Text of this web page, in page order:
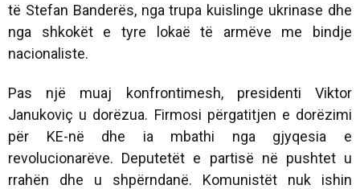
të Stefan Banderës, nga trupa kuislinge ukrinase dhe
nga shkokët e tyre lokaë të armëve me bindje
nacionaliste.
Pas një muaj konfrontimesh, presidenti Viktor
Janukoviç u dorëzua. Firmosi përgatitjen e dorëzimi
për KE-në dhe ia mbathi nga gjyqesia e
revolucionarëve. Deputetët e partisë në pushtet u
rrahën dhe u shpërndanë. Komunistët nuk ishin